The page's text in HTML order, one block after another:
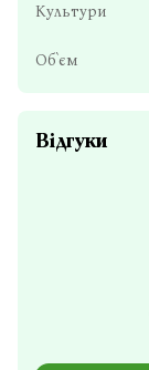
Культури
Об`єм
Відгуки